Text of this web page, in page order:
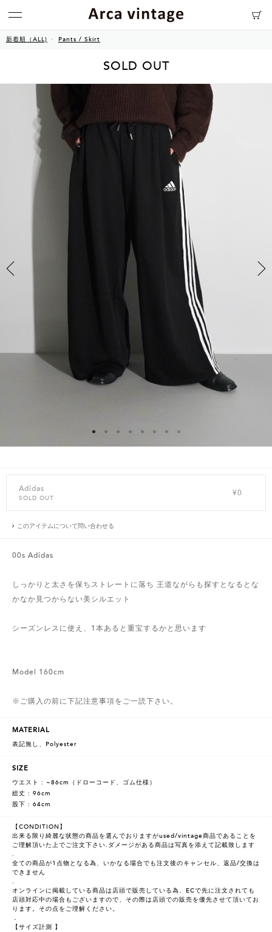
新着順（ALL) Pants / Skirt
SOLD OUT
Adidas
SOLD OUT
¥0
このアイテムについて問い合わせる
00s Adidas
しっかりと太さを保ちストレートに落ち 王道ながらも探すとなるとな
かなか見つからない美シルエット
シーズンレスに使え、1本あると重宝するかと思います
Model 160cm
※ご購入の前に下記注意事項をご一読下さい。
MATERIAL
表記無し、Polyester
SIZE
ウエスト : ~86cm（ドローコード、ゴム仕様）
総丈 : 96cm
股下 : 64cm
【CONDITION】
出来る限り綺麗な状態の商品を選んでおりますがused/vintage商品であることを
ご理解頂いた上でご注文下さい.ダメージがある商品は写真を添えて記載致します
.
全ての商品が1点物となる為、いかなる場合でも注文後のキャンセル、返品/交換は
できません
.
オンラインに掲載している商品は店頭で販売している為、ECで先に注文されても
店頭対応中の場合もございますので、その際は店頭での販売を優先させて頂いてお
ります。その点をご理解ください。
．
【サイズ計測 】